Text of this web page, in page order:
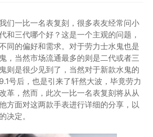
们一比一名表复刻，很多表友经常问小
和三代哪个好？这是一个主观的问题，
同的偏好和需求。对于劳力士水鬼也是
，当然市场流通最多的则是二代或者三
则是很少见到了，当然对于新款水鬼的
号后，也是引来了轩然大波，毕竟劳力
革，然而，此次一比一名表复刻将从从
方面对这两款手表进行详细的分享，以
决定。